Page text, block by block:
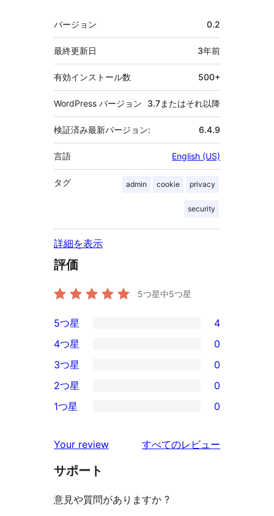
メ
タ
バージョン 0.2
最終更新日 3年前
有効インストール数 500+
WordPress バージョン 3.7またはそれ以降
検証済み最新バージョン: 6.4.9
言語 English (US)
タグ admin cookie privacy
security
詳細を表示
評価
5つ星中5つ星
4
5-
星
レ
ビ
ー
5つ星 4
4-
星
レ
ュ
ー
4つ星 0
0
3-
星
ビ
ュ
3つ星 0
2-
レ
ビ
ー
2つ星 0
星
レ
ュ
1つ星 0
Your review すべてのレビュー
サポート
意見や質問がありますか ?